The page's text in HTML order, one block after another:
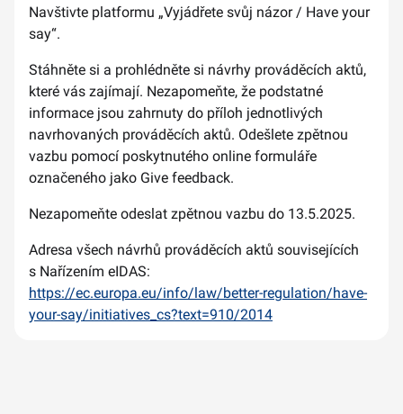
Navštivte platformu „Vyjádřete svůj názor / Have your
say“.
Stáhněte si a prohlédněte si návrhy prováděcích aktů,
které vás zajímají. Nezapomeňte, že podstatné
informace jsou zahrnuty do příloh jednotlivých
navrhovaných prováděcích aktů. Odešlete zpětnou
vazbu pomocí poskytnutého online formuláře
označeného jako Give feedback.
Nezapomeňte odeslat zpětnou vazbu do 13.5.2025.
Adresa všech návrhů prováděcích aktů souvisejících
s Nařízením eIDAS:
https://ec.europa.eu/info/law/better-regulation/have-
your-say/initiatives_cs?text=910/2014